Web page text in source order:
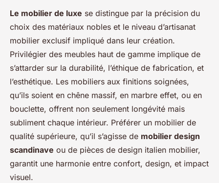
Le mobilier de luxe se distingue par la précision du
choix des matériaux nobles et le niveau d’artisanat
mobilier exclusif impliqué dans leur création.
Privilégier des meubles haut de gamme implique de
s’attarder sur la durabilité, l’éthique de fabrication, et
l’esthétique. Les mobiliers aux finitions soignées,
qu’ils soient en chêne massif, en marbre effet, ou en
bouclette, offrent non seulement longévité mais
subliment chaque intérieur. Préférer un mobilier de
qualité supérieure, qu’il s’agisse de mobilier design
scandinave ou de pièces de design italien mobilier,
garantit une harmonie entre confort, design, et impact
visuel.